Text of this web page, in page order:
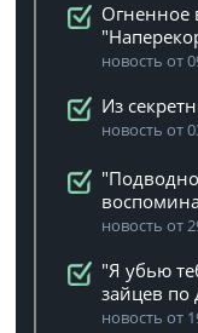
Огненное
новость от
Из
новость от
новость от
"Я убью
зайцев по
новость от